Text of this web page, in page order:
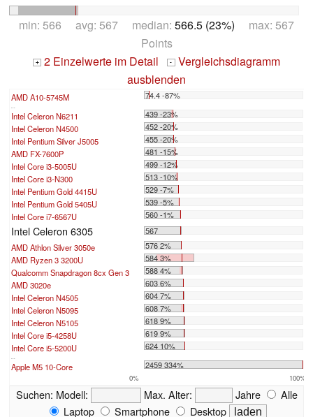
min: 566 avg: 567 median: 566.5 (23%) max: 567
Points
+ 2 Einzelwerte im Detail - Vergleichsdiagramm
ausblenden
AMD A10-5745M 74.4 -87%
...
Intel Celeron N6211
439 -23%
Intel Celeron N4500
452 -20%
Intel Pentium Silver J5005
455 -20%
AMD FX-7600P
481 -15%
Intel Core i3-5005U
499 -12%
Intel Core i3-N300
513 -10%
Intel Pentium Gold 4415U
529 -7%
Intel Pentium Gold 5405U
539 -5%
Intel Core i7-6567U
560 -1%
Intel Celeron 6305
567
AMD Athlon Silver 3050e
576 2%
AMD Ryzen 3 3200U
584 3%
Qualcomm Snapdragon 8cx Gen 3
588 4%
AMD 3020e
603 6%
Intel Celeron N4505
604 7%
Intel Celeron N5095
608 7%
Intel Celeron N5105
618 9%
Intel Core i5-4258U
619 9%
Intel Core i5-5200U
624 10%
...
Apple M5 10-Core 2459 334%
0% 100%
Suchen: Modell: Max. Alter: Jahre
Alle
Laptop
Smartphone Desktop